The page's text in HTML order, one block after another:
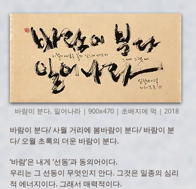
바람이 분다, 일어나라 | 900x470 | 초배지에 먹 | 2018
바람이 분다/ 사월 거리에 봄바람이 분다/ 바람이 분
다/ 오월 초록의 더운 바람이 분다.
‘바람’은 내게 ‘선동’과 동의어이다.
우리는 그 선동이 무엇인지 안다. 그것은 일종의 심리
적 에너지이다. 그래서 매력적이다.